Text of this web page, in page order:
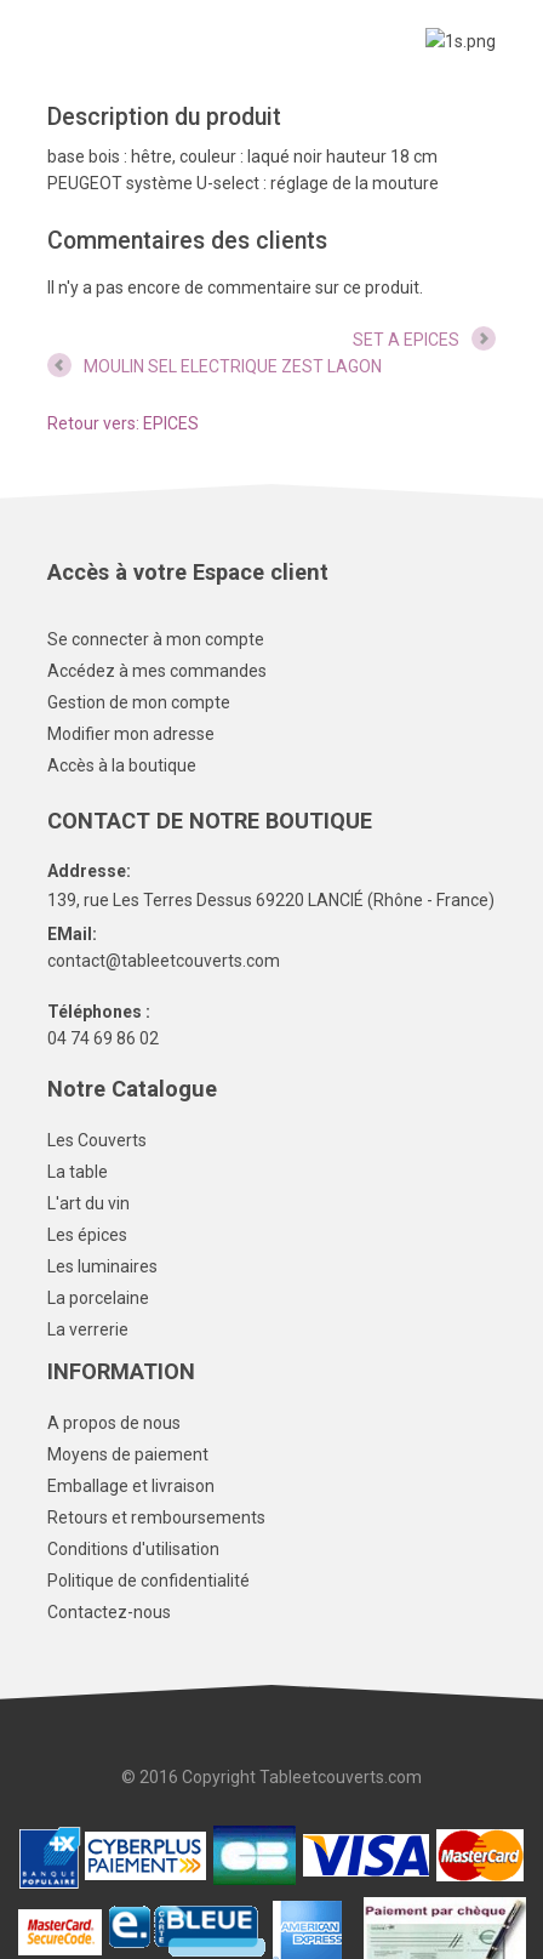
Description du produit
base bois : hêtre, couleur : laqué noir hauteur 18 cm
PEUGEOT système U-select : réglage de la mouture
Commentaires des clients
Il n'y a pas encore de commentaire sur ce produit.
SET A EPICES
MOULIN SEL ELECTRIQUE ZEST LAGON
Retour vers: EPICES
Accès à votre Espace client
Se connecter à mon compte
Accédez à mes commandes
Gestion de mon compte
Modifier mon adresse
Accès à la boutique
CONTACT DE NOTRE BOUTIQUE
Addresse:
139, rue Les Terres Dessus 69220 LANCIÉ (Rhône - France)
EMail:
contact@tableetcouverts.com
Téléphones :
04 74 69 86 02
Notre Catalogue
Les Couverts
La table
L'art du vin
Les épices
Les luminaires
La porcelaine
La verrerie
INFORMATION
A propos de nous
Moyens de paiement
Emballage et livraison
Retours et remboursements
Conditions d'utilisation
Politique de confidentialité
Contactez-nous
© 2016 Copyright Tableetcouverts.com